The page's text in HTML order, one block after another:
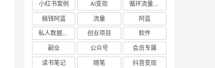
小红书案例
AI变现
循环流量实验室
搞钱阿蓝
流量
阿蓝
私人数据库项目
创业项目
软件
副业
公众号
会员专属
读书笔记
随笔
抖音变现